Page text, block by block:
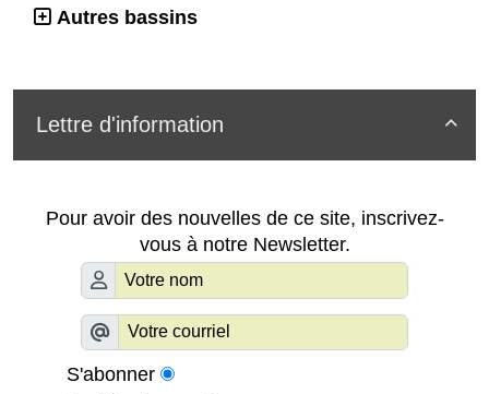
Autres bassins

Lettre d'information
Pour avoir des nouvelles de ce site, inscrivez-
vous à notre Newsletter.
S'abonner